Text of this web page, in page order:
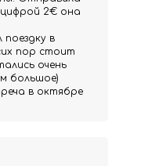
цифрой 2€ она
поездку в
пор стоит
очень
большое)
в октябре